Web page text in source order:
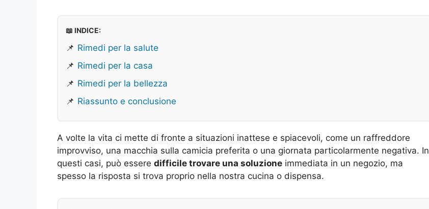
📖 INDICE:
📌 Rimedi per la salute
📌 Rimedi per la casa
📌 Rimedi per la bellezza
📌 Riassunto e conclusione
A volte la vita ci mette di fronte a situazioni inattese e spiacevoli, come un raffreddore
improvviso, una macchia sulla camicia preferita o una giornata particolarmente negativa. In
questi casi, può essere difficile trovare una soluzione immediata in un negozio, ma
spesso la risposta si trova proprio nella nostra cucina o dispensa.